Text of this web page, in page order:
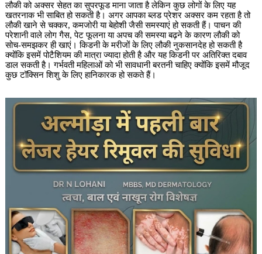
लौकी को अक्सर सेहत का सुपरफूड माना जाता है लेकिन कुछ लोगों के लिए यह
खतरनाक भी साबित हो सकती है। अगर आपका ब्लड प्रेशर अक्सर कम रहता है तो
लौकी खाने से चक्कर, कमजोरी या बेहोशी जैसी समस्याएं हो सकती हैं। पाचन की
परेशानी वाले लोग गैस, पेट फूलना या अपच की समस्या बढ़ने के कारण लौकी को
सोच-समझकर ही खाएं। किडनी के मरीजों के लिए लौकी नुकसानदेह हो सकती है
क्योंकि इसमें पोटैशियम की मात्रा ज्यादा होती है और यह किडनी पर अतिरिक्त दबाव
डाल सकती है। गर्भवती महिलाओं को भी सावधानी बरतनी चाहिए क्योंकि इसमें मौजूद
कुछ टॉक्सिन शिशु के लिए हानिकारक हो सकते हैं।